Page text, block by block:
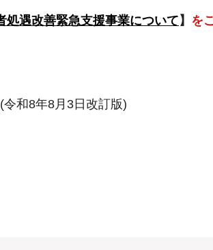
処遇改善緊急支援事業について 】 を
(令和8年8月3日改訂版)